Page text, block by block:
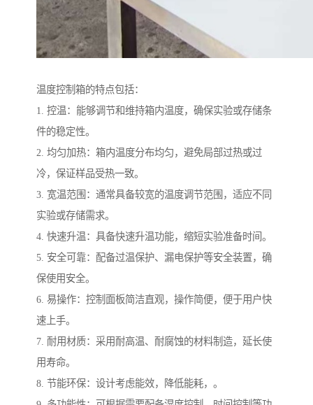
温度控制箱的特点包括：
1. 控温：能够调节和维持箱内温度，确保实验或存储条
件的稳定性。
2. 均匀加热：箱内温度分布均匀，避免局部过热或过
冷，保证样品受热一致。
3. 宽温范围：通常具备较宽的温度调节范围，适应不同
实验或存储需求。
4. 快速升温：具备快速升温功能，缩短实验准备时间。
5. 安全可靠：配备过温保护、漏电保护等安全装置，确
保使用安全。
6. 易操作：控制面板简洁直观，操作简便，便于用户快
速上手。
7. 耐用材质：采用耐高温、耐腐蚀的材料制造，延长使
用寿命。
8. 节能环保：设计考虑能效，降低能耗，。